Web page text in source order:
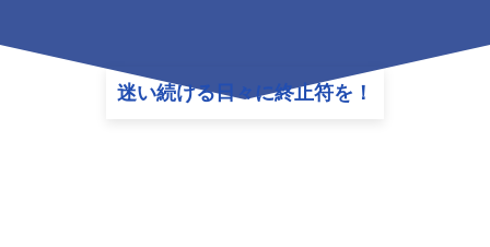
迷い続ける日々に終止符を！